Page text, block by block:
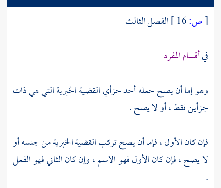
[ص:
الفصل الثالث
فيأقسام المفرد
وهو إما أن يصح جعله أحد جزأي القضية الخبرية التي هي ذات
جزأين فقط ، أو لا يصح .
فإن كان الأول ، فإما أن يصح تركب القضية الخبرية من جنسه أو
لا يصح ، فإن كان الأول فهو الاسم ، وإن كان الثاني فهو الفعل
.